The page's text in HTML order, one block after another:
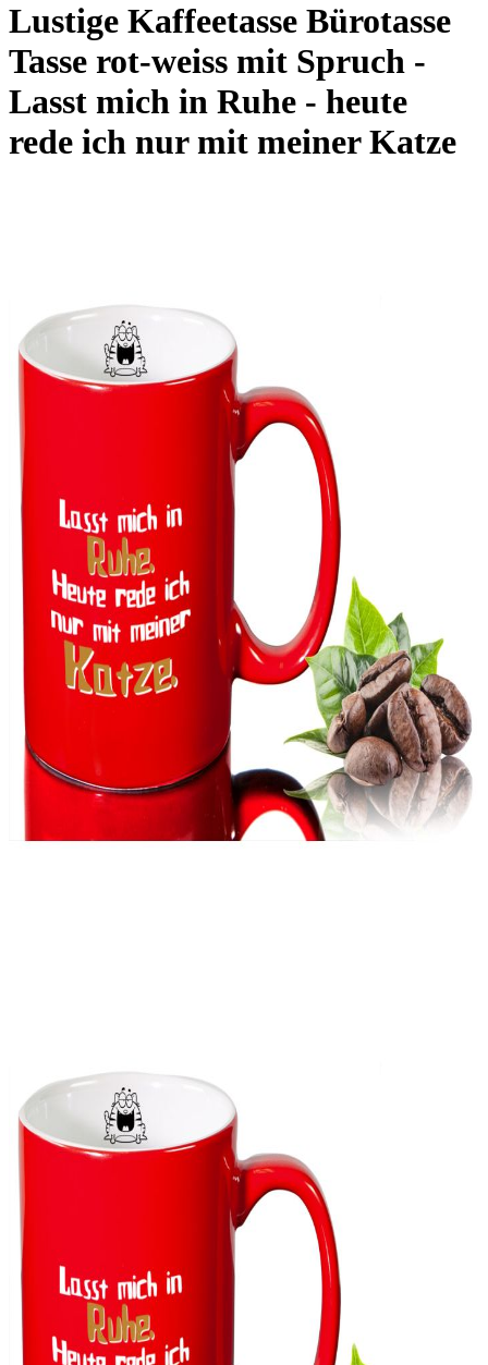
Lustige Kaffeetasse Bürotasse
Tasse rot-weiss mit Spruch -
Lasst mich in Ruhe - heute
rede ich nur mit meiner Katze